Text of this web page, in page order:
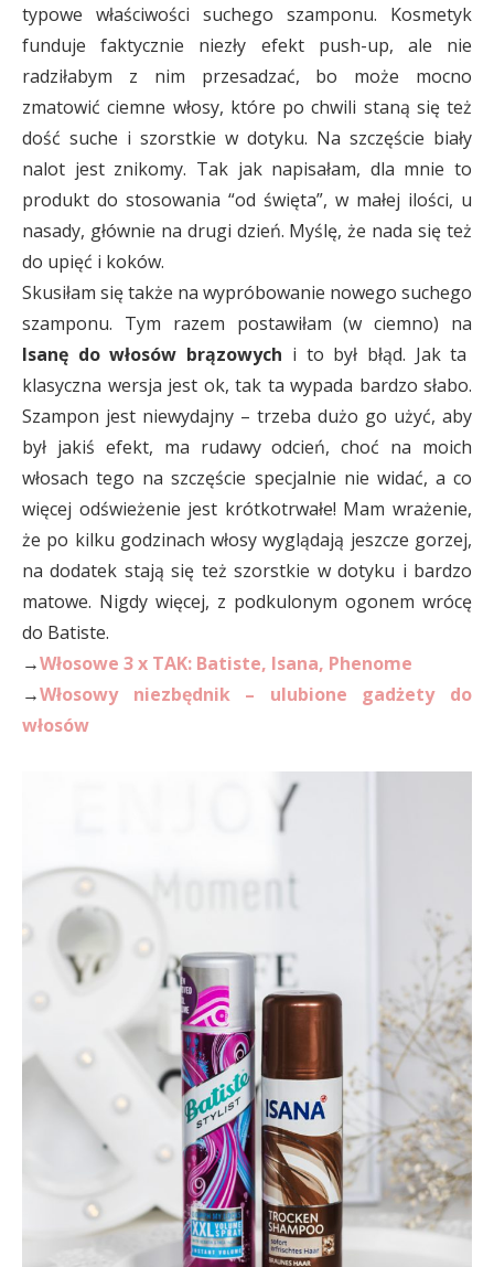
typowe właściwości suchego szamponu. Kosmetyk
funduje faktycznie niezły efekt push-up, ale nie
radziłabym z nim przesadzać, bo może mocno
zmatowić ciemne włosy, które po chwili staną się też
dość suche i szorstkie w dotyku. Na szczęście biały
nalot jest znikomy. Tak jak napisałam, dla mnie to
produkt do stosowania “od święta”, w małej ilości, u
nasady, głównie na drugi dzień. Myślę, że nada się też
do upięć i koków.
Skusiłam się także na wypróbowanie nowego suchego
szamponu. Tym razem postawiłam (w ciemno) na
Isanę do włosów brązowych i to był błąd. Jak ta
klasyczna wersja jest ok, tak ta wypada bardzo słabo.
Szampon jest niewydajny – trzeba dużo go użyć, aby
był jakiś efekt, ma rudawy odcień, choć na moich
włosach tego na szczęście specjalnie nie widać, a co
więcej odświeżenie jest krótkotrwałe! Mam wrażenie,
że po kilku godzinach włosy wyglądają jeszcze gorzej,
na dodatek stają się też szorstkie w dotyku i bardzo
matowe. Nigdy więcej, z podkulonym ogonem wrócę
do Batiste.
→Włosowe 3 x TAK: Batiste, Isana, Phenome
→Włosowy niezbędnik – ulubione gadżety do
włosów